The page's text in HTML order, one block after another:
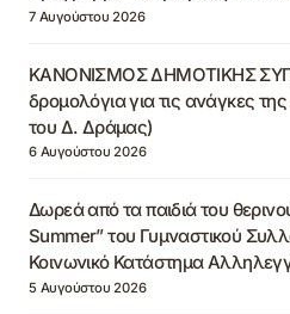
7 Αυγούστου 2026
ΚΑΝΟΝΙΣΜΟΣ ΔΗΜΟΤΙΚΗΣ
δρομολόγια για τις ανάγκες
του Δ. Δράμας)
6 Αυγούστου 2026
Δωρεά από τα παιδιά του
Summer” του Γυμναστικού
Κοινωνικό Κατάστημα
5 Αυγούστου 2026